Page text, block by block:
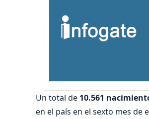
Un total de 10.561
en el país en el sexto mes de